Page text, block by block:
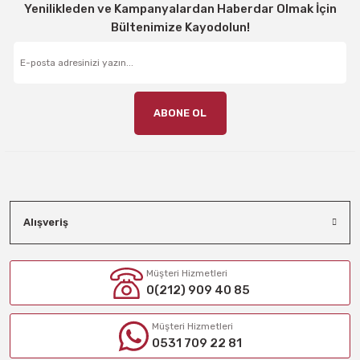
Yenilikleden ve Kampanyalardan Haberdar Olmak İçin
Bültenimize Kayodolun!
ABONE OL
Alışveriş
Müşteri Hizmetleri
0(212) 909 40 85
Müşteri Hizmetleri
0531 709 22 81